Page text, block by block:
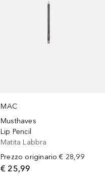
MAC
Musthaves
Lip Pencil
Matita Labbra
Prezzo originario € 28,99
€ 25,99